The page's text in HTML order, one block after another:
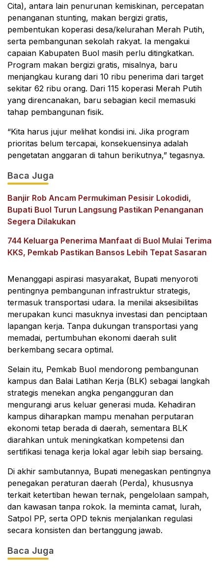
Cita), antara lain penurunan kemiskinan, percepatan
penanganan stunting, makan bergizi gratis,
pembentukan koperasi desa/kelurahan Merah Putih,
serta pembangunan sekolah rakyat. Ia mengakui
capaian Kabupaten Buol masih perlu ditingkatkan.
Program makan bergizi gratis, misalnya, baru
menjangkau kurang dari 10 ribu penerima dari target
sekitar 62 ribu orang. Dari 115 koperasi Merah Putih
yang direncanakan, baru sebagian kecil memasuki
tahap pembangunan fisik.
“Kita harus jujur melihat kondisi ini. Jika program
prioritas belum tercapai, konsekuensinya adalah
pengetatan anggaran di tahun berikutnya,” tegasnya.
Baca Juga
Banjir Rob Ancam Permukiman Pesisir Lokodidi,
Bupati Buol Turun Langsung Pastikan Penanganan
Segera Dilakukan
744 Keluarga Penerima Manfaat di Buol Mulai Terima
KKS, Pemkab Pastikan Bansos Lebih Tepat Sasaran
Menanggapi aspirasi masyarakat, Bupati menyoroti
pentingnya pembangunan infrastruktur strategis,
termasuk transportasi udara. Ia menilai aksesibilitas
merupakan kunci masuknya investasi dan penciptaan
lapangan kerja. Tanpa dukungan transportasi yang
memadai, pertumbuhan ekonomi daerah sulit
berkembang secara optimal.
Selain itu, Pemkab Buol mendorong pembangunan
kampus dan Balai Latihan Kerja (BLK) sebagai langkah
strategis menekan angka pengangguran dan
mengurangi arus keluar generasi muda. Kehadiran
kampus diharapkan mampu menahan perputaran
ekonomi tetap berada di daerah, sementara BLK
diarahkan untuk meningkatkan kompetensi dan
sertifikasi tenaga kerja lokal agar lebih siap bersaing.
Di akhir sambutannya, Bupati menegaskan pentingnya
penegakan peraturan daerah (Perda), khususnya
terkait ketertiban hewan ternak, pengelolaan sampah,
dan kawasan tanpa rokok. Ia meminta camat, lurah,
Satpol PP, serta OPD teknis menjalankan regulasi
secara konsisten dan bertanggung jawab.
Baca Juga